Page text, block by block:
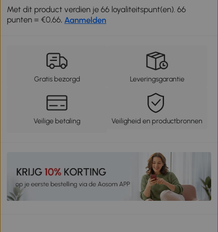
Met dit product verdien je 66 loyaliteitspunt(en). 66
punten = €0,66, Aanmelden
Gratis bezorgd Leveringsgarantie
Veilige betaling Veiligheid en productbronnen